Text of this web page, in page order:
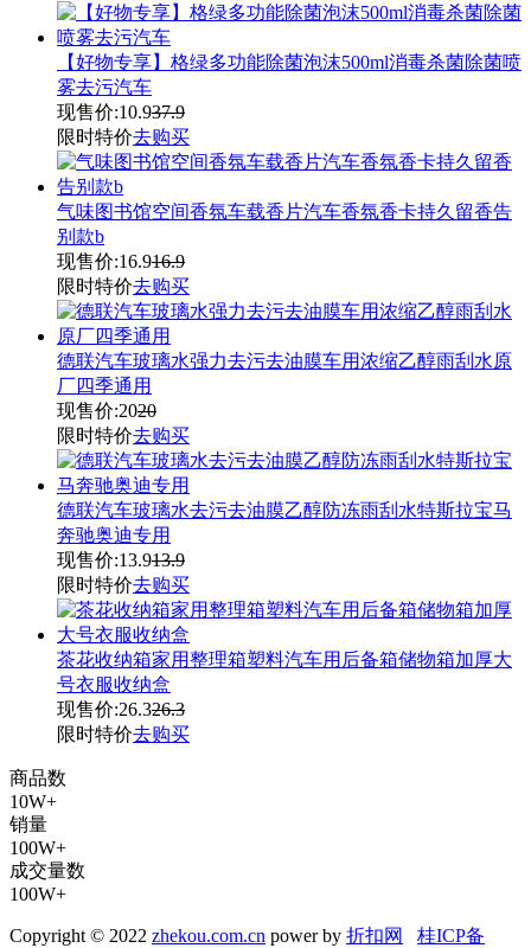
【好物专享】格绿多功能除菌泡沫500ml消毒杀菌除菌喷
雾去污汽车
现售价:10.937.9
限时特价去购买
气味图书馆空间香氛车载香片汽车香氛香卡持久留香告
别款b
现售价:16.916.9
限时特价去购买
德联汽车玻璃水强力去污去油膜车用浓缩乙醇雨刮水原
厂四季通用
现售价:2020
限时特价去购买
德联汽车玻璃水去污去油膜乙醇防冻雨刮水特斯拉宝马
奔驰奥迪专用
现售价:13.913.9
限时特价去购买
茶花收纳箱家用整理箱塑料汽车用后备箱储物箱加厚大
号衣服收纳盒
现售价:26.326.3
限时特价去购买
商品数
10W+
销量
100W+
成交量数
100W+
Copyright © 2022 zhekou.com.cn power by 折扣网 桂ICP备